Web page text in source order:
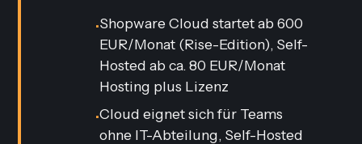
•Shopware Cloud startet ab 600
EUR/Monat (Rise-Edition), Self-
Hosted ab ca. 80 EUR/Monat
Hosting plus Lizenz
•Cloud eignet sich für Teams
ohne IT-Abteilung, Self-Hosted